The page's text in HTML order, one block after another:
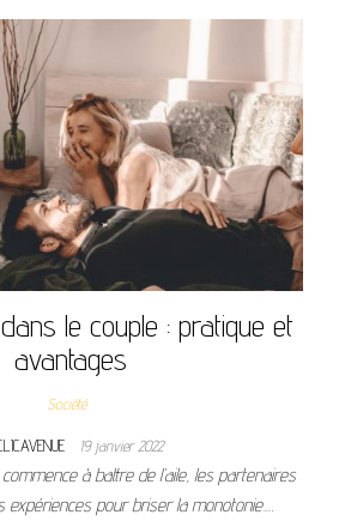
le couple : pratique et
avantages
Société
19 janvier 2022
à battre de l’aile, les partenaires
expériences pour briser la monotonie.…